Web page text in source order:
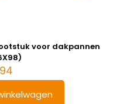
voor dakpannen